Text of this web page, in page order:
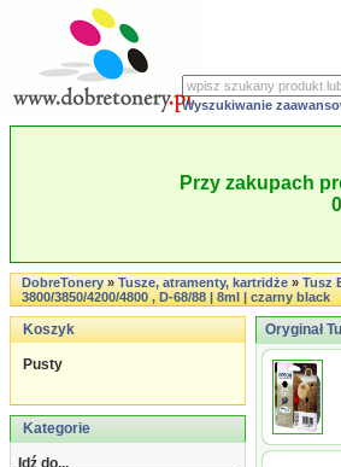
Wyszukiwanie
Przy zakupach
DobreTonery»Tusze, atramenty, kartridże»Tusz
3800/3850/4200/4800 , D-68/88 | 8ml | czarny black
Koszyk
Pusty
Kategorie
Idź do...
Oryginał